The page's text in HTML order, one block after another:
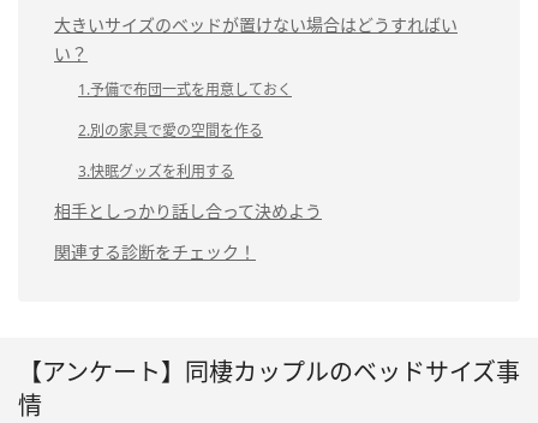
大きいサイズのベッドが置けない場合はどうすればい
い？
1.予備で布団一式を用意しておく
2.別の家具で愛の空間を作る
3.快眠グッズを利用する
相手としっかり話し合って決めよう
関連する診断をチェック！
【アンケート】同棲カップルのベッドサイズ事
情